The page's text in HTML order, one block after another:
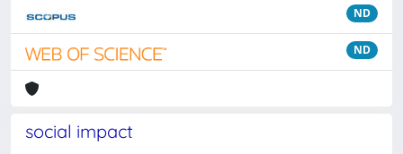
ND
ND
social impact